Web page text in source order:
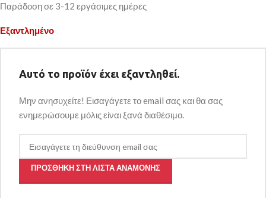
Παράδοση σε 3-12 εργάσιμες ημέρες
Εξαντλημένο
Αυτό το προϊόν έχει εξαντληθεί.
Μην ανησυχείτε! Εισαγάγετε το email σας και θα σας
ενημερώσουμε μόλις είναι ξανά διαθέσιμο.
ΠΡΟΣΘΉΚΗ ΣΤΗ ΛΊΣΤΑ ΑΝΑΜΟΝΉΣ